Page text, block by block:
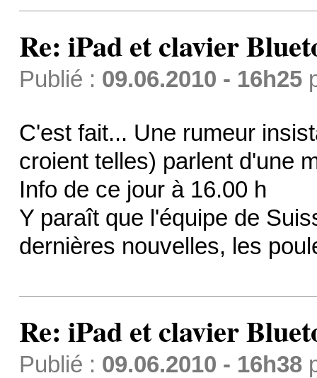
Re: iPad et clavier
Publié : 09.06.2010 - 16h25
C'est fait... Une rumeur
croient telles) parlent d'une
Info de ce jour à 16.00 h
Y paraît que l'équipe de
dernières nouvelles, les
Re: iPad et clavier
Publié : 09.06.2010 - 16h38